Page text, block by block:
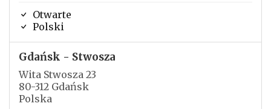
Otwarte
Polski
Gdańsk - Stwosza
Wita Stwosza 23
80-312 Gdańsk
Polska